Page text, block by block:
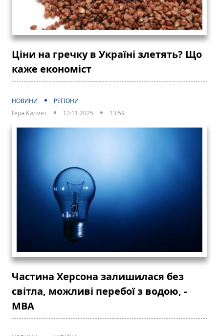
Ціни на гречку в Україні злетять? Що
каже економіст
НОВИНИ
РЕГІОНИ
Гера Кисмет
12:11:2025 13:59
Частина Херсона залишилася без
світла, можливі перебої з водою, -
МВА